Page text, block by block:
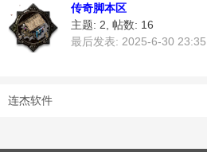
传奇脚本区
主题: 2 帖数: 16
最后发表: 2025-6-30 23:35
连杰软件